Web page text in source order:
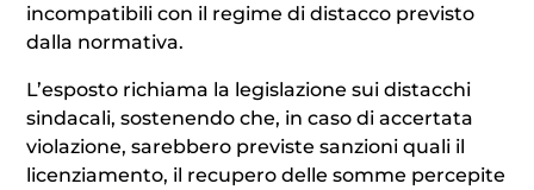
incompatibili con il regime di distacco previsto
dalla normativa.
L’esposto richiama la legislazione sui distacchi
sindacali, sostenendo che, in caso di accertata
violazione, sarebbero previste sanzioni quali il
licenziamento, il recupero delle somme percepite